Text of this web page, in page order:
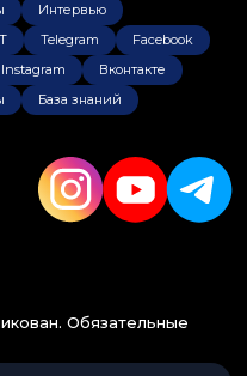
Интервью
Telegram
Facebook
Instagram
Вконтакте
База знаний
Обязательные